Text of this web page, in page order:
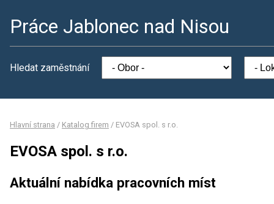
Práce Jablonec nad Nisou
Hledat zaměstnání
Hlavní strana / Katalog firem / EVOSA spol. s r.o.
EVOSA spol. s r.o.
Aktuální nabídka pracovních míst